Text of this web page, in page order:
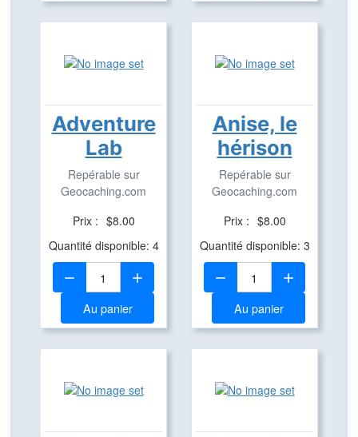
Adventure
Lab
Repérable sur
Geocaching.com
Prix : $8.00
Quantité disponible: 4
Quantité:
Au panier
Anise, le
hérison
Repérable sur
Geocaching.com
Prix : $8.00
Quantité disponible: 3
Quantité:
Au panier